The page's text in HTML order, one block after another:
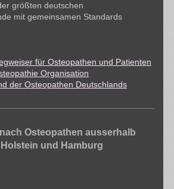
größten deutschen
mit gemeinsamen Standards
für Osteopathen und Patienten
Organisation
der Osteopathen Deutschlands
Osteopathen ausserhalb
und Hamburg